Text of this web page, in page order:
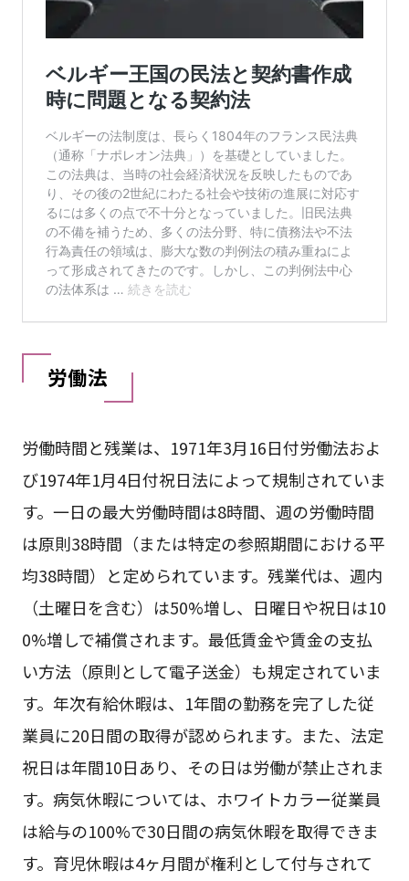
労働法
労働時間と残業は、1971年3月16日付労働法およ
び1974年1月4日付祝日法によって規制されていま
す。一日の最大労働時間は8時間、週の労働時間
は原則38時間（または特定の参照期間における平
均38時間）と定められています。残業代は、週内
（土曜日を含む）は50%増し、日曜日や祝日は10
0%増しで補償されます。最低賃金や賃金の支払
い方法（原則として電子送金）も規定されていま
す。年次有給休暇は、1年間の勤務を完了した従
業員に20日間の取得が認められます。また、法定
祝日は年間10日あり、その日は労働が禁止されま
す。病気休暇については、ホワイトカラー従業員
は給与の100%で30日間の病気休暇を取得できま
す。育児休暇は4ヶ月間が権利として付与されて